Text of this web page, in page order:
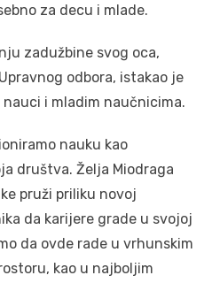
za decu i mlade.
zadužbine svog oca,
odbora, istakao je
i mladim naučnicima.
nauku kao
društva. Želja Miodraga
pruži priliku novoj
da karijere grade u svojoj
da ovde rade u vrhunskim
kao u najboljim